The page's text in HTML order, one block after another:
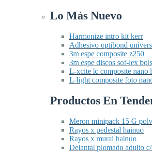
Lo Más Nuevo
Harmonize intro kit kerr
Adhesivo optibond
3m espe composite z250
3m espe discos sof-lex
L-xcite lc composite nano
L-light composite foto
Productos En
Meron minipack 15 G
Rayos x pedestal hainuo
Rayos x mural hainuo
Delantal plomado adulto